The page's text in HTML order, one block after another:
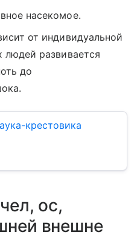
насекомое.
от индивидуальной
людей развивается
до
крестовика
ос,
внешне